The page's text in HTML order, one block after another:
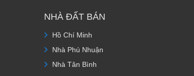
NHÀ ĐẤT BÁN
Hồ Chí Minh
Nhà Phú Nhuận
Nhà Tân Bình